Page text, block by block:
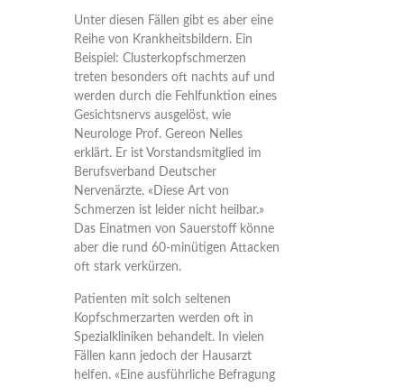
Unter diesen Fällen gibt es aber eine
Reihe von Krankheitsbildern. Ein
Beispiel: Clusterkopfschmerzen
treten besonders oft nachts auf und
werden durch die Fehlfunktion eines
Gesichtsnervs ausgelöst, wie
Neurologe Prof. Gereon Nelles
erklärt. Er ist Vorstandsmitglied im
Berufsverband Deutscher
Nervenärzte. «Diese Art von
Schmerzen ist leider nicht heilbar.»
Das Einatmen von Sauerstoff könne
aber die rund 60-minütigen Attacken
oft stark verkürzen.
Patienten mit solch seltenen
Kopfschmerzarten werden oft in
Spezialkliniken behandelt. In vielen
Fällen kann jedoch der Hausarzt
helfen. «Eine ausführliche Befragung